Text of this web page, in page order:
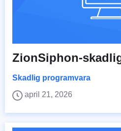
ZionSiphon-
Skadlig programvara
april 21, 2026